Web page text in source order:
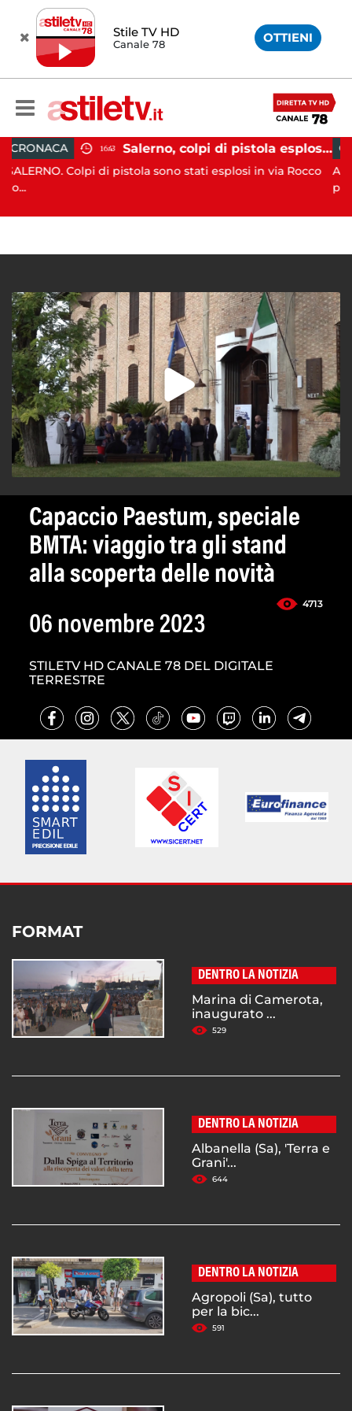
Stile TV HD
Canale 78 OTTIENI
16:43 Salerno, colpi di pistola esplosi a Pastena: ferito 20enne
Colpi di pistola sono stati esplosi in via Rocco
CRONACA
ALTAVILLA
Capaccio Paestum, speciale
BMTA: viaggio tra gli stand
alla scoperta delle novità
4713
06 novembre 2023
STILETV HD CANALE 78 DEL DIGITALE
TERRESTRE
FORMAT
DENTRO LA NOTIZIA
Marina di Camerota,
inaugurato ...
529
DENTRO LA NOTIZIA
Albanella (Sa), 'Terra e
Grani'...
644
DENTRO LA NOTIZIA
Agropoli (Sa), tutto
per la bic...
591